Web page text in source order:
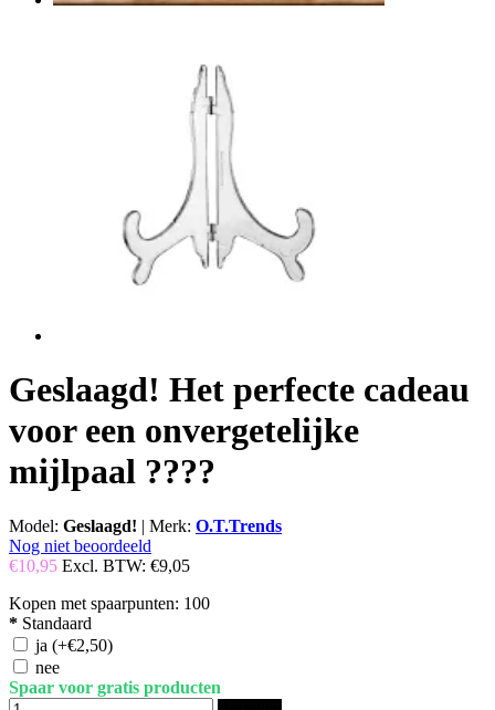
Geslaagd! Het perfecte cadeau
voor een onvergetelijke
mijlpaal ????
Model: Geslaagd! | Merk: O.T.Trends
Nog niet beoordeeld
€10,95 Excl. BTW: €9,05
Kopen met spaarpunten: 100
* Standaard
ja (+€2,50)
nee
Spaar voor gratis producten